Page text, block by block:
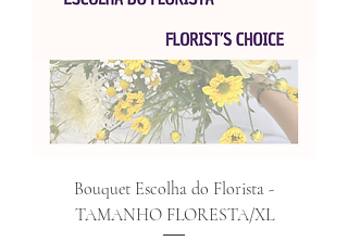
Bouquet Escolha do Florista -
TAMANHO FLORESTA/XL